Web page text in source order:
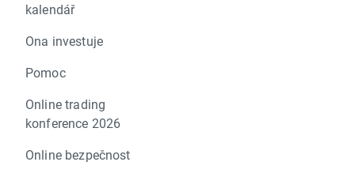
kalendář
Ona investuje
Pomoc
Online trading
konference 2026
Online bezpečnost